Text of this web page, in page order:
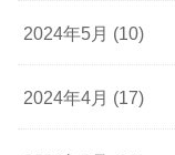
2024年5月 (10)
2024年4月 (17)